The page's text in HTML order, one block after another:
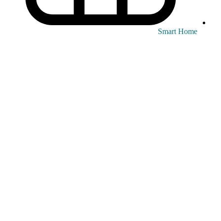
Smart Home